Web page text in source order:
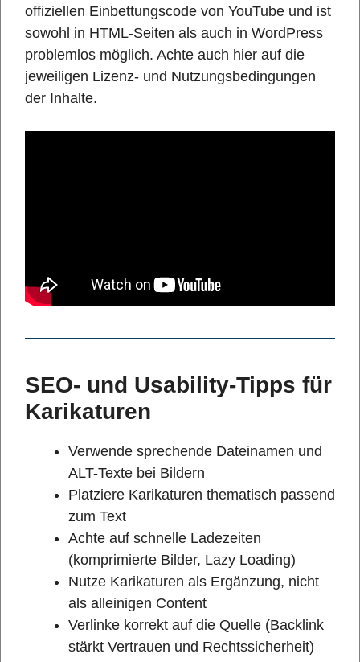
offiziellen Einbettungscode von YouTube und ist
sowohl in HTML-Seiten als auch in WordPress
problemlos möglich. Achte auch hier auf die
jeweiligen Lizenz- und Nutzungsbedingungen
der Inhalte.
SEO- und Usability-Tipps für
Karikaturen
Verwende sprechende Dateinamen und
ALT-Texte bei Bildern
Platziere Karikaturen thematisch passend
zum Text
Achte auf schnelle Ladezeiten
(komprimierte Bilder, Lazy Loading)
Nutze Karikaturen als Ergänzung, nicht
als alleinigen Content
Verlinke korrekt auf die Quelle (Backlink
stärkt Vertrauen und Rechtssicherheit)